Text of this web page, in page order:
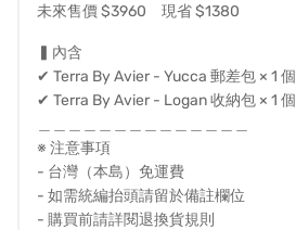
未來售價 $3960 現省 $1380
▍內含
✔ Terra By Avier - Yucca 郵差包 × 1 個
✔ Terra By Avier - Logan 收納包 × 1 個
※ 注意事項
- 台灣（本島）免運費
- 如需統編抬頭請留於備註欄位
- 購買前請詳閱退換貨規則